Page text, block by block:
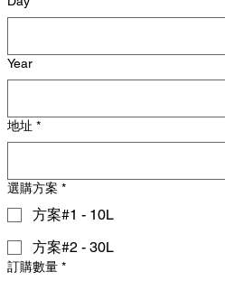
Year
地址 *
選購方案 *
方案#1 - 10L
方案#2 - 30L
訂購數量 *